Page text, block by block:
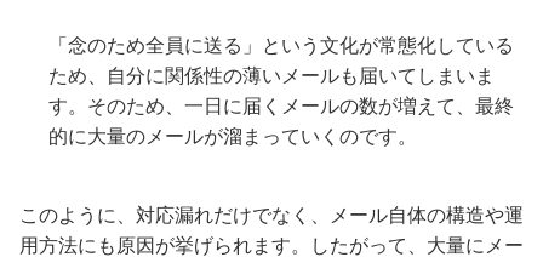
「念のため全員に送る」という文化が常態化している
ため、自分に関係性の薄いメールも届いてしまいま
す。そのため、一日に届くメールの数が増えて、最終
的に大量のメールが溜まっていくのです。
このように、対応漏れだけでなく、メール自体の構造や運
用方法にも原因が挙げられます。したがって、大量にメー